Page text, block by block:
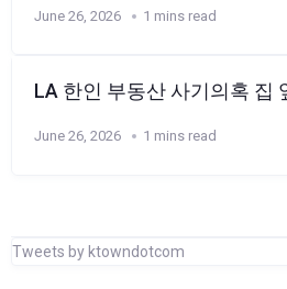
June 26, 2026 1 mins read
LA 한인 부동산 사기의혹 집
June 26, 2026 1 mins read
Tweets by ktowndotcom